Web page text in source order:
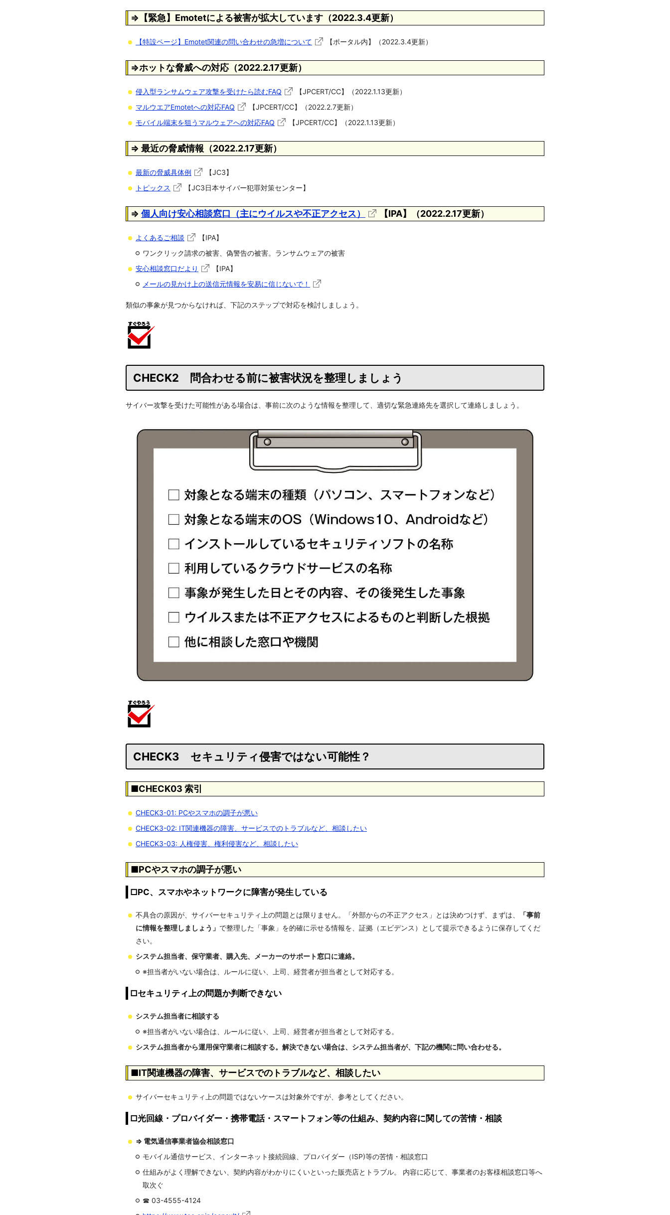
⇒【緊急】Emotetによる被害が拡大しています （2022.3.4更新）
【特設ページ】Emotet関連の問い合わせの急増について 【ポータル内】（2022.3.4更新）
⇒ホットな脅威への対応（2022.2.17更新）
侵入型ランサムウェア攻撃を受けたら読むFAQ
【JPCERT/CC】（2022.1.13更新）
マルウエアEmotetへの対応FAQ
【JPCERT/CC】（2022.2.7更新）
モバイル端末を狙うマルウェアへの対応FAQ
【JPCERT/CC】（2022.1.13更新）
⇒ 最近の脅威情報 （2022.2.17更新）
最新の脅威具体例
【JC3】
トピックス
【JC3日本サイバー犯罪対策センター】
⇒ 個人向け安心相談窓口（主にウイルスや不正アクセス） 【IPA】（2022.2.17更新）
よくあるご相談
【IPA】
ワンクリック請求の被害、偽警告の被害。ランサムウェアの被害
安心相談窓口だより
【IPA】
メールの見かけ上の送信元情報を安易に信じないで！
類似の事象が見つからなければ、下記のステップで対応を検討しましょう。
CHECK2 問合わせる前に被害状況を整理しましょう
サイバー攻撃を受けた可能性がある場合は、事前に次のような情報を整理して、適切な緊急連絡先を選択して連絡しましょう。
CHECK3 セキュリティ侵害ではない可能性？
■CHECK03 索引
CHECK3-01: PCやスマホの調子が悪い
CHECK3-02: IT関連機器の障害、サービスでのトラブルなど、相談したい
CHECK3-03: 人権侵害、権利侵害など、相談したい
■PCやスマホの調子が悪い
□PC、スマホやネットワークに障害が発生している
不具合の原因が、サイバーセキュリティ上の問題とは限りません。「外部からの不正アクセス」とは決めつけず、まずは、
「事前
に情報を整理しましょう」 で整理した「事象」を的確に示せる情報を、証拠（エビデンス）として提示できるように保存してくだ
さい。
システム担当者、保守業者、購入先、メーカーのサポート窓口に連絡。
※担当者がいない場合は、ルールに従い、上司、経営者が担当者として対応する。
□セキュリティ上の問題か判断できない
システム担当者に相談する
※担当者がいない場合は、ルールに従い、上司、経営者が担当者として対応する。
システム担当者から運用保守業者に相談する。解決できない場合は、システム担当者が、下記の機関に問い合わせる。
■IT関連機器の障害、サービスでのトラブルなど、相談したい
サイバーセキュリティ上の問題ではないケースは対象外ですが、参考としてください。
□光回線・プロバイダー・携帯電話・スマートフォン等の仕組み、契約内容に関しての苦情・相談
⇒ 電気通信事業者協会相談窓口
モバイル通信サービス、インターネット接続回線、プロバイダー（ISP)等の苦情・相談窓口
仕組みがよく理解できない、契約内容がわかりにくいといった販売店とトラブル。 内容に応じて、事業者のお客様相談窓口等へ
取次ぐ
☎ 03-4555-4124